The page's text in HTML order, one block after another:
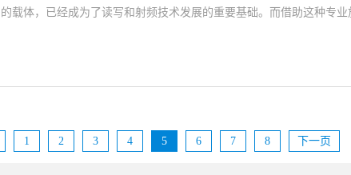
的载体，已经成为了读写和射频技术发展的重要基础。而借助这种专
值，下面针对影响智能卡标签使用性能的因素为大家做出解答。1.装置
应的读写距离，其对应的频率和读写速度也有着明显的差异。想要保
效果才能够更稳定的抵御风险，并且确保这种智能卡标签发挥更可靠的
情况周围环境之中所存在的干扰源和实际的条件变化等也会对装置的读
1 2 3 4 5 6 7 8 下一页